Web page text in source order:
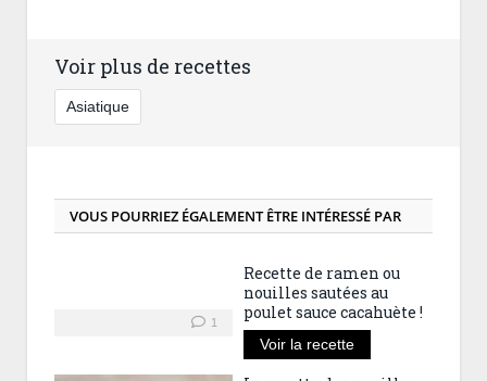
Voir plus de recettes
Asiatique
VOUS POURRIEZ ÉGALEMENT ÊTRE INTÉRESSÉ PAR
1
Recette de ramen ou
nouilles sautées au
poulet sauce cacahuète !
Voir la recette